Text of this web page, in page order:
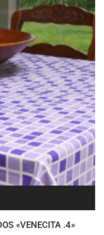
«VENECITA .4»